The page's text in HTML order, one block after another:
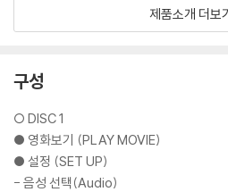
※ 아웃케이스/구성품/포장 상태
1) 제작/배송 과정에서 경미한 아웃케이
다.
2) 스틸북 케이스 제작 과정에서 기포 혹
있습니다.
3) 렌티큘러 스틸북의 경우, 보호필름이
름 손상에 의한 교환/반품은 불가합니다.
4) 본품 보호를 위해 노란색의 카톤 박스
제품소개 더보
구성
○ DISC 1
● 영화보기 (PLAY MOVIE)
● 설정 (SET UP)
- 음성 선택(Audio)